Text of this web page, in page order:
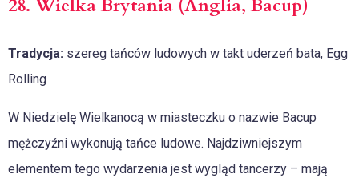
28. Wielka Brytania (Anglia, Bacup)
Tradycja: szereg tańców ludowych w takt uderzeń bata, Egg
Rolling
W Niedzielę Wielkanocą w miasteczku o nazwie Bacup
mężczyźni wykonują tańce ludowe. Najdziwniejszym
elementem tego wydarzenia jest wygląd tancerzy – mają